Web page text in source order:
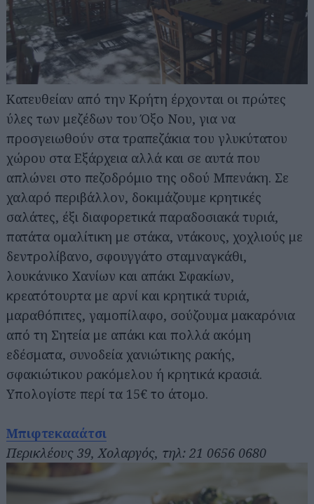
Κατευθείαν από την Κρήτη έρχονται οι πρώτες
ύλες των μεζέδων του Όξο Νου, για να
προσγειωθούν στα τραπεζάκια του γλυκύτατου
χώρου στα Εξάρχεια αλλά και σε αυτά που
απλώνει στο πεζοδρόμιο της οδού Μπενάκη. Σε
χαλαρό περιβάλλον, δοκιμάζουμε κρητικές
σαλάτες, έξι διαφορετικά παραδοσιακά τυριά,
πατάτα ομαλίτικη με στάκα, ντάκους, χοχλιούς με
δεντρολίβανο, σφουγγάτο σταμναγκάθι,
λουκάνικο Χανίων και απάκι Σφακίων,
κρεατότουρτα με αρνί και κρητικά τυριά,
μαραθόπιτες, γαμοπίλαφο, σούζουμα μακαρόνια
από τη Σητεία με απάκι και πολλά ακόμη
εδέσματα, συνοδεία χανιώτικης ρακής,
σφακιώτικου ρακόμελου ή κρητικά κρασιά.
Υπολογίστε περί τα 15€ το άτομο.
Μπιφτεκααάτσι
Περικλέους 39, Χολαργός, τηλ: 21 0656 0680
Αναζήτηση
για...